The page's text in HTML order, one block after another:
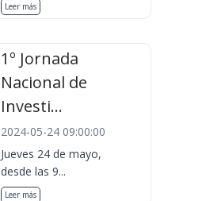
Leer más
1º Jornada
Nacional de
Investi...
2024-05-24 09:00:00
Jueves 24 de mayo,
desde las 9...
Leer más